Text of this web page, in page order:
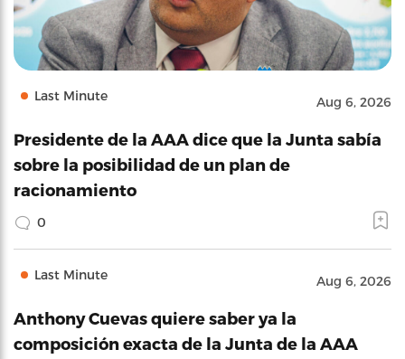
Last Minute Aug 6, 2026
Presidente de la AAA dice que la Junta sabía
sobre la posibilidad de un plan de
racionamiento
0
Last Minute Aug 6, 2026
Anthony Cuevas quiere saber ya la
composición exacta de la Junta de la AAA